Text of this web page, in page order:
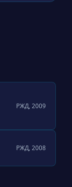
РЖД, 2009
РЖД, 2008